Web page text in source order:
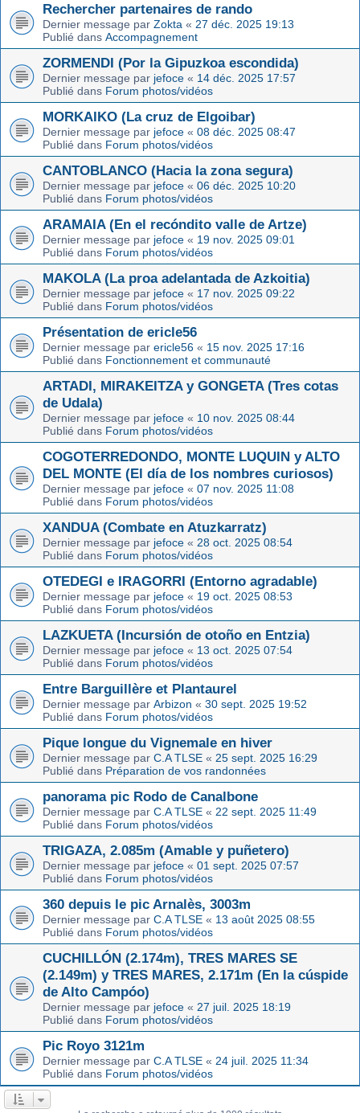
Rechercher partenaires de rando
Dernier message par Zokta « 27 déc. 2025 19:13
Publié dans Accompagnement
ZORMENDI (Por la Gipuzkoa escondida)
Dernier message par jefoce « 14 déc. 2025 17:57
Publié dans Forum photos/vidéos
MORKAIKO (La cruz de Elgoibar)
Dernier message par jefoce « 08 déc. 2025 08:47
Publié dans Forum photos/vidéos
CANTOBLANCO (Hacia la zona segura)
Dernier message par jefoce « 06 déc. 2025 10:20
Publié dans Forum photos/vidéos
ARAMAIA (En el recóndito valle de Artze)
Dernier message par jefoce « 19 nov. 2025 09:01
Publié dans Forum photos/vidéos
MAKOLA (La proa adelantada de Azkoitia)
Dernier message par jefoce « 17 nov. 2025 09:22
Publié dans Forum photos/vidéos
Présentation de ericle56
Dernier message par ericle56 « 15 nov. 2025 17:16
Publié dans Fonctionnement et communauté
ARTADI, MIRAKEITZA y GONGETA (Tres cotas
de Udala)
Dernier message par jefoce « 10 nov. 2025 08:44
Publié dans Forum photos/vidéos
COGOTERREDONDO, MONTE LUQUIN y ALTO
DEL MONTE (El día de los nombres curiosos)
Dernier message par jefoce « 07 nov. 2025 11:08
Publié dans Forum photos/vidéos
XANDUA (Combate en Atuzkarratz)
Dernier message par jefoce « 28 oct. 2025 08:54
Publié dans Forum photos/vidéos
OTEDEGI e IRAGORRI (Entorno agradable)
Dernier message par jefoce « 19 oct. 2025 08:53
Publié dans Forum photos/vidéos
LAZKUETA (Incursión de otoño en Entzia)
Dernier message par jefoce « 13 oct. 2025 07:54
Publié dans Forum photos/vidéos
Entre Barguillère et Plantaurel
Dernier message par Arbizon « 30 sept. 2025 19:52
Publié dans Forum photos/vidéos
Pique longue du Vignemale en hiver
Dernier message par C.A TLSE « 25 sept. 2025 16:29
Publié dans Préparation de vos randonnées
panorama pic Rodo de Canalbone
Dernier message par C.A TLSE « 22 sept. 2025 11:49
Publié dans Forum photos/vidéos
TRIGAZA, 2.085m (Amable y puñetero)
Dernier message par jefoce « 01 sept. 2025 07:57
Publié dans Forum photos/vidéos
360 depuis le pic Arnalès, 3003m
Dernier message par C.A TLSE « 13 août 2025 08:55
Publié dans Forum photos/vidéos
CUCHILLÓN (2.174m), TRES MARES SE
(2.149m) y TRES MARES, 2.171m (En la cúspide
de Alto Campóo)
Dernier message par jefoce « 27 juil. 2025 18:19
Publié dans Forum photos/vidéos
Pic Royo 3121m
Dernier message par C.A TLSE « 24 juil. 2025 11:34
Publié dans Forum photos/vidéos